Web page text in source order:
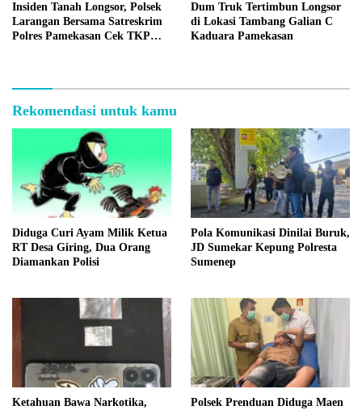
Insiden Tanah Longsor, Polsek
Larangan Bersama Satreskrim
Polres Pamekasan Cek TKP
Dum Truk Tertimbun Longsor
di Lokasi Tambang Galian C
Kaduara Pamekasan
Rekomendasi untuk kamu
Diduga Curi Ayam Milik Ketua
RT Desa Giring, Dua Orang
Diamankan Polisi
Pola Komunikasi Dinilai Buruk,
JD Sumekar Kepung Polresta
Sumenep
Ketahuan Bawa Narkotika,
Polsek Prenduan Diduga Maen